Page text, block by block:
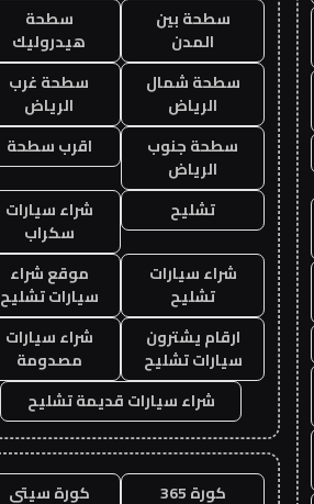
سطحة بين
المدن
سطحة
هيدروليك
سطحة شمال
الرياض
سطحة غرب
الرياض
سطحة جنوب
الرياض
اقرب سطحة
تشليح
شراء سيارات
سكراب
شراء سيارات
تشليح
موقع شراء
سيارات تشليح
ارقام يشترون
سيارات تشليح
شراء سيارات
مصدومة
شراء سيارات قديمة تشليح
كورة 365
كورة سيتي